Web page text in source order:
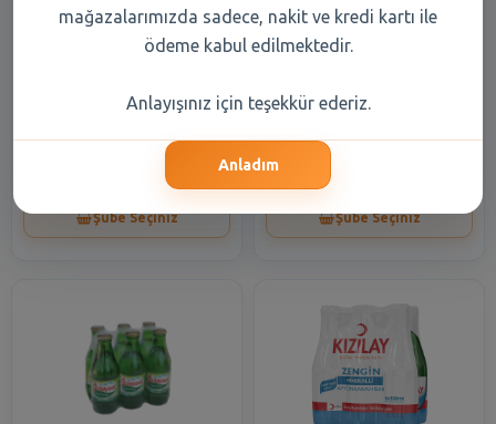
gr
Şube Seçiniz Şube Seçiniz
mağazalarımızda sadece, nakit ve kredi kartı ile
ödeme kabul edilmektedir.
Anlayışınız için teşekkür ederiz.
Anladım